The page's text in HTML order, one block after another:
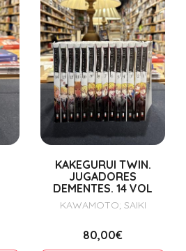
KAKEGURUI TWIN.
JUGADORES
DEMENTES. 14 VOL
KAWAMOTO; SAIKI
80,00€